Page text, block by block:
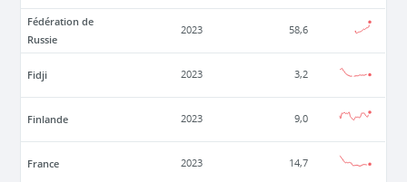
Fédération de
Russie
2023 58,6
Fidji 2023 3,2
Finlande 2023 9,0
France 2023 14,7